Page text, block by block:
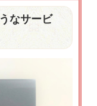
なサービ